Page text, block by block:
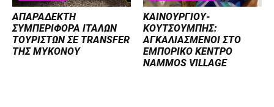
ΑΠΑΡΑΔΕΚΤΗ
ΣΥΜΠΕΡΙΦΟΡΑ ΙΤΑΛΩΝ
ΤΟΥΡΙΣΤΩΝ ΣΕ TRANSFER
ΤΗΣ ΜΥΚΟΝΟΥ
ΚΑΙΝΟΥΡΓΙΟΥ-
ΚΟΥΤΣΟΥΜΠΗΣ:
ΑΓΚΑΛΙΑΣΜΕΝΟΙ ΣΤΟ
ΕΜΠΟΡΙΚΟ ΚΕΝΤΡΟ
NAMMOS VILLAGE